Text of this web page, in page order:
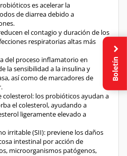
es acelerar la
de diarrea debido a
el contagio y duración de los
respiratorias altas más
del proceso inflamatorio en
la sensibilidad a la insulina y
así como de marcadores de
colesterol: los probióticos ayudan a
el colesterol, ayudando a
ligeramente elevado a
irritable (SII): previene los daños
intestinal por acción de
microorganismos patógenos,
Boletín